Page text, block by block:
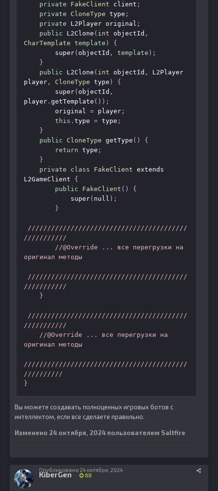
private
FakeClient client ;
private
CloneType type ;
private L2Player original ;
public L2Clone ( int objectId ,
CharTemplate template )
{
super( objectId , template );
}
public L2Clone ( int objectId ,
L2Player
player , CloneType type )
{
super( objectId ,
player . getTemplate ());
original = player ;
this . type = type ;
}
public
CloneType getType ()
{
return type ;
}
private
class FakeClient extends
L2GameClient {
public
FakeClient ()
{
super( null );
}
/////////////////////////////////////////
///////////
//@Override ... все перегрузки на
оригинал методы
/////////////////////////////////////////
///////////
}
/////////////////////////////////////////
///////////
//@Override ... все перегрузки на
оригинал методы
//////////////////////////////////////////
//////////
}
Вы можете создавать полноценных игровых ботов с
интеллектом, если все сделаете правильно.
Изменено 24 октября, 2024 пользователем Saltfire
KiberGen 88
Опубликовано 24 октября, 2024